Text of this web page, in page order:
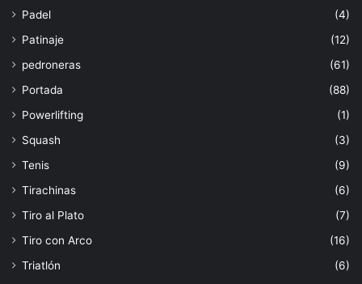
Padel
(4)
Patinaje
(12)
pedroneras
(61)
Portada
(88)
Powerlifting
(1)
Squash
(3)
Tenis
(9)
Tirachinas
(6)
Tiro al Plato
(7)
Tiro con Arco
(16)
Triatlón
(6)